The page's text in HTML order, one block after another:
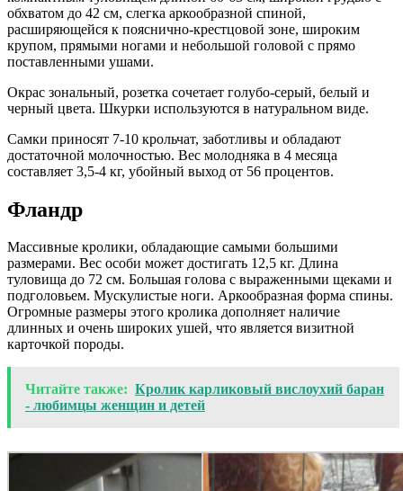
обхватом до 42 см, слегка аркообразной спиной,
расширяющейся к пояснично-крестцовой зоне, широким
крупом, прямыми ногами и небольшой головой с прямо
поставленными ушами.
Окрас зональный, розетка сочетает голубо-серый, белый и
черный цвета. Шкурки используются в натуральном виде.
Самки приносят 7-10 крольчат, заботливы и обладают
достаточной молочностью. Вес молодняка в 4 месяца
составляет 3,5-4 кг, убойный выход от 56 процентов.
Фландр
Массивные кролики, обладающие самыми большими
размерами. Вес особи может достигать 12,5 кг. Длина
туловища до 72 см. Большая голова с выраженными щеками и
подголовьем. Мускулистые ноги. Аркообразная форма спины.
Огромные размеры этого кролика дополняет наличие
длинных и очень широких ушей, что является визитной
карточкой породы.
Читайте также: Кролик карликовый вислоухий баран
- любимцы женщин и детей